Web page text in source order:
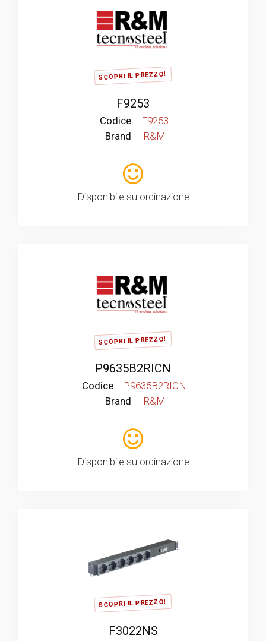
SCOPRI IL PREZZO!
F9253
Codice
F9253
Brand
R&M
Disponibile su ordinazione
SCOPRI IL PREZZO!
P9635B2RICN
Codice
P9635B2RICN
Brand
R&M
Disponibile su ordinazione
SCOPRI IL PREZZO!
F3022NS